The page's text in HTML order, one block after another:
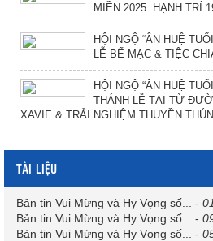
MIỀN 2025. HẠNH TRÍ
HỘI NGỘ “ÂN HUỆ
LỄ BẾ MẠC & TIỆC
HỘI NGỘ “ÂN HUỆ
THÁNH LỄ TẠI TỪ
XAVIE & TRẢI NGHIỆM THUYỀN
TÀI LIỆU
Bản tin Vui Mừng và Hy Vọng số... -
Bản tin Vui Mừng và Hy Vọng số...
-
Bản tin Vui Mừng và Hy Vọng số...
-